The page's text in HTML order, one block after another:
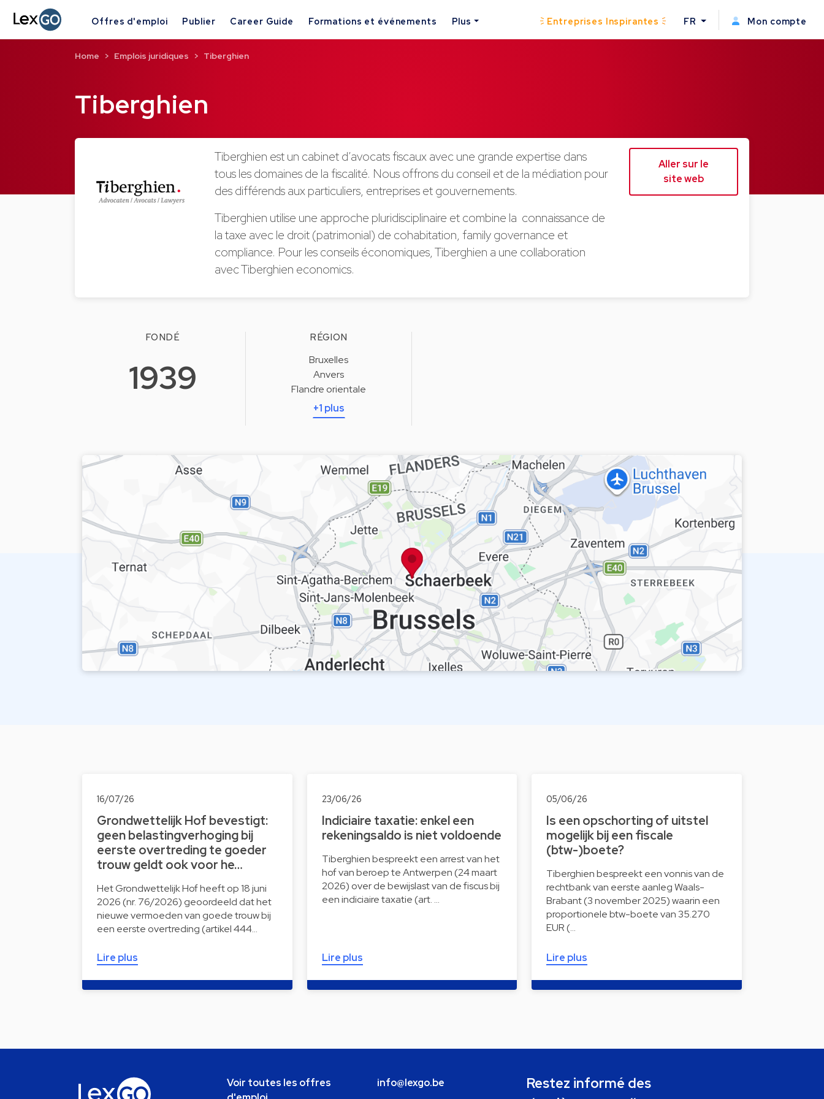
Offres d'emploi Publier Career Guide Formations et événements Plus Entreprises Inspirantes FR Mon compte
Tiberghien
Home Emplois juridiques Tiberghien
Tiberghien est un cabinet d’avocats fiscaux avec une grande expertise dans
tous les domaines de la fiscalité. Nous offrons du conseil et de la médiation pour
des différends aux particuliers, entreprises et gouvernements.
Tiberghien utilise une approche pluridisciplinaire et combine la connaissance de
la taxe avec le droit (patrimonial) de cohabitation, family governance et
compliance. Pour les conseils économiques, Tiberghien a une collaboration
avec Tiberghien economics.
Aller sur le
site web
FONDÉ
1939
RÉGION
Bruxelles
Anvers
Flandre orientale
+1 plus
16/07/26
Grondwettelijk Hof bevestigt:
geen belastingverhoging bij
eerste overtreding te goeder
trouw geldt ook voor he…
Het Grondwettelijk Hof heeft op 18 juni
2026 (nr. 76/2026) geoordeeld dat het
nieuwe vermoeden van goede trouw bij
een eerste overtreding (artikel 444…
Lire plus
23/06/26
Indiciaire taxatie: enkel een
rekeningsaldo is niet voldoende
Tiberghien bespreekt een arrest van het
hof van beroep te Antwerpen (24 maart
2026) over de bewijslast van de fiscus bij
een indiciaire taxatie (art. …
Lire plus
05/06/26
Is een opschorting of uitstel
mogelijk bij een fiscale
(btw-)boete?
Tiberghien bespreekt een vonnis van de
rechtbank van eerste aanleg Waals-
Brabant (3 november 2025) waarin een
proportionele btw-boete van 35.270
EUR (…
Lire plus
Voir toutes les offres
info@lexgo.be
Restez informé des